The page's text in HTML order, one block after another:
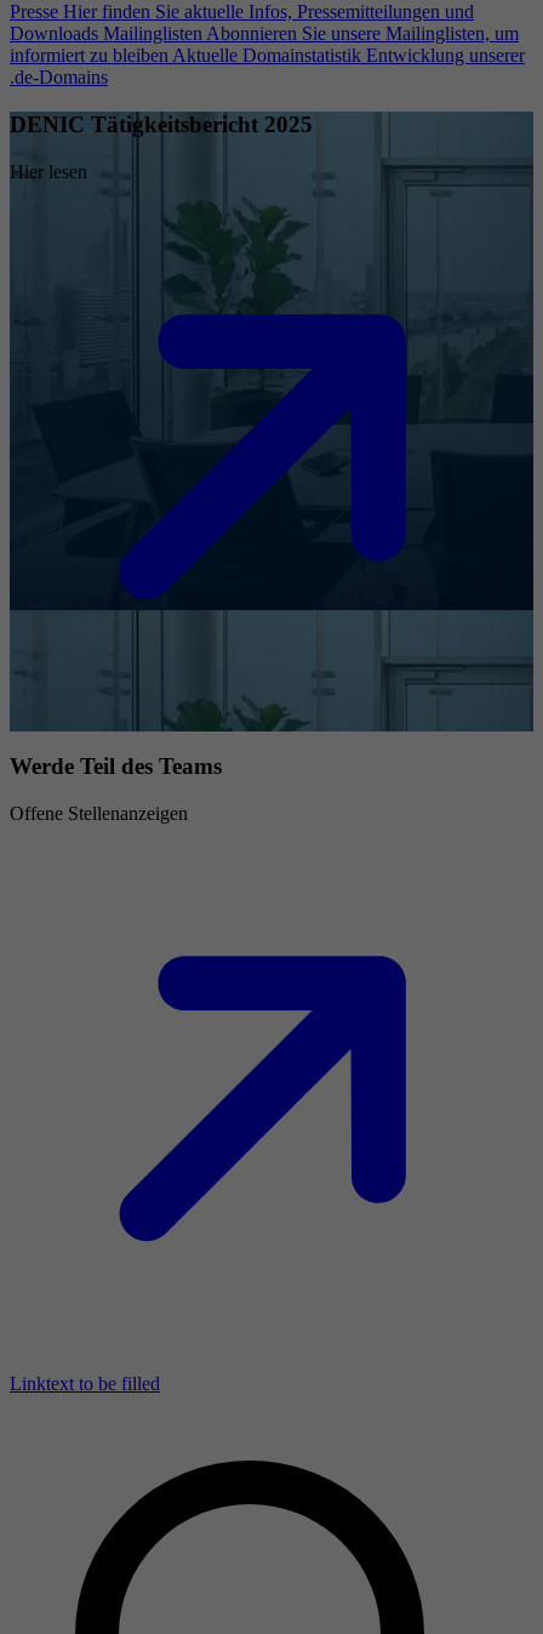
Presse Hier finden Sie aktuelle Infos, Pressemitteilungen und
Downloads Mailinglisten Abonnieren Sie unsere Mailinglisten, um
informiert zu bleiben Aktuelle Domainstatistik Entwicklung unserer
.de-Domains
DENIC Tätigkeitsbericht 2025
Hier lesen
Werde Teil des Teams
Offene Stellenanzeigen
Linktext to be filled